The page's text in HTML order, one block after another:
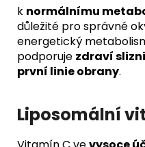
k normálnímu
důležité pro správné
energetický
podporuje zdraví
první linie obrany.
Liposomální